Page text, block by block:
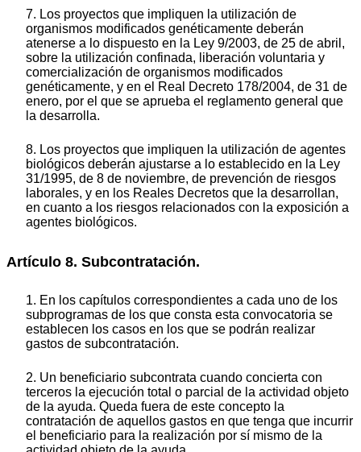
7. Los proyectos que impliquen la utilización de
organismos modificados genéticamente deberán
atenerse a lo dispuesto en la Ley 9/2003, de 25 de abril,
sobre la utilización confinada, liberación voluntaria y
comercialización de organismos modificados
genéticamente, y en el Real Decreto 178/2004, de 31 de
enero, por el que se aprueba el reglamento general que
la desarrolla.
8. Los proyectos que impliquen la utilización de agentes
biológicos deberán ajustarse a lo establecido en la Ley
31/1995, de 8 de noviembre, de prevención de riesgos
laborales, y en los Reales Decretos que la desarrollan,
en cuanto a los riesgos relacionados con la exposición a
agentes biológicos.
Artículo 8. Subcontratación.
1. En los capítulos correspondientes a cada uno de los
subprogramas de los que consta esta convocatoria se
establecen los casos en los que se podrán realizar
gastos de subcontratación.
2. Un beneficiario subcontrata cuando concierta con
terceros la ejecución total o parcial de la actividad objeto
de la ayuda. Queda fuera de este concepto la
contratación de aquellos gastos en que tenga que incurrir
el beneficiario para la realización por sí mismo de la